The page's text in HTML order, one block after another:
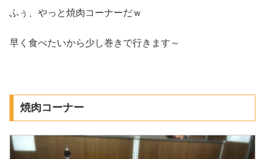
ふぅ、やっと焼肉コーナーだｗ
早く食べたいから少し巻きで行きます～
焼肉コーナー